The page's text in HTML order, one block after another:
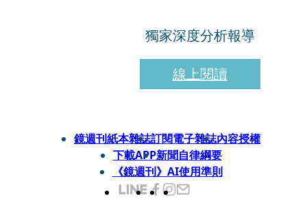
獨家深度分析報導
線上閱讀
鏡週刊紙本雜誌訂閱電子雜誌內容授權
下載APP新聞自律綱要
《鏡週刊》AI使用準則